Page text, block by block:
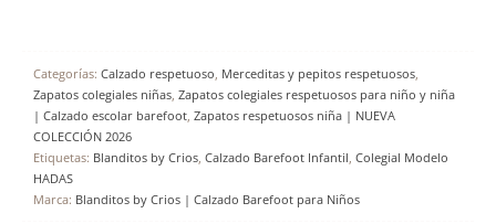
Categorías: Calzado respetuoso Merceditas y pepitos respetuosos
Zapatos colegiales niñas Zapatos colegiales respetuosos para niño y niña
| Calzado escolar barefoot Zapatos respetuosos niña | NUEVA
COLECCIÓN 2026
Etiquetas: Blanditos by Crios Calzado Barefoot Infantil Colegial Modelo
HADAS
Marca: Blanditos by Crios | Calzado Barefoot para Niños